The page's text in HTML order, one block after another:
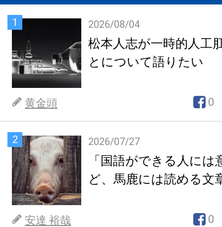
1 2026/08/04
松本人志が一時的人工
とについて語りたい
黄金頭 0
2 2026/07/27
「国語ができる人には
ど、馬鹿には読める文
安達 裕哉 0